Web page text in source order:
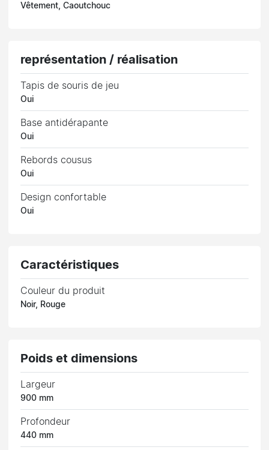
Vêtement, Caoutchouc
représentation / réalisation
Tapis de souris de jeu
Oui
Base antidérapante
Oui
Rebords cousus
Oui
Design confortable
Oui
Caractéristiques
Couleur du produit
Noir, Rouge
Poids et dimensions
Largeur
900 mm
Profondeur
440 mm